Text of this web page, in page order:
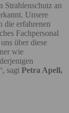
an
Unsere
die erfahrenen
Fachpersonal
über diese
wie
sagt Petra Apell,